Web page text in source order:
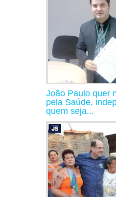
João Paulo quer
pela Saúde,
quem seja...